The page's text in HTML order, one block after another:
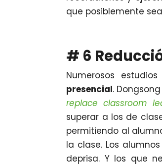
que posiblemente
# 6
Numerosos
presencial.
replace classroom
superar a los de
permitiendo al
la clase. Los
deprisa. Y los que